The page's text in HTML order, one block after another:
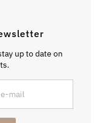
up to date on